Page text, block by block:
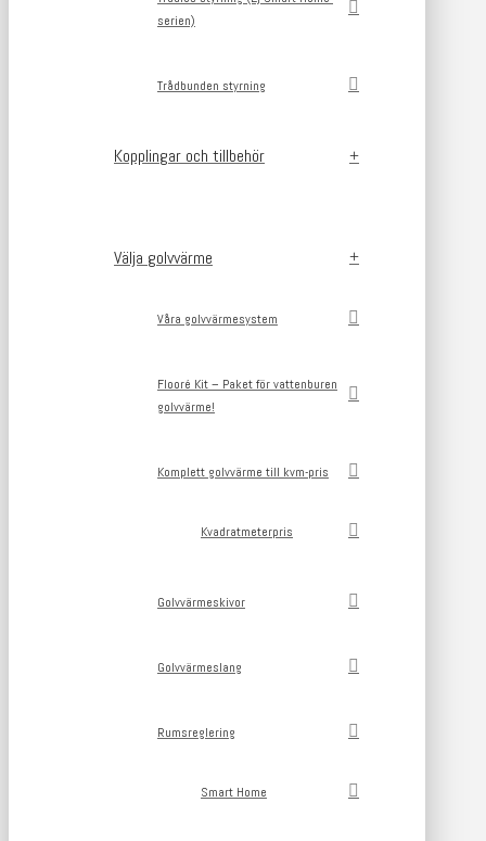
serien)
Trådbunden styrning
Kopplingar och tillbehör
Välja golvvärme
Våra golvvärmesystem
Flooré Kit – Paket för vattenburen
golvvärme!
Komplett golvvärme till kvm-pris
Kvadratmeterpris
Golvvärmeskivor
Golvvärmeslang
Rumsreglering
Smart Home